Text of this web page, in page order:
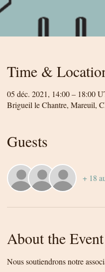
Time &
05 déc. 2021, 14:00 – 18:00
Brigueil le Chantre, Mareuil,
Guests
+ 18
About the Event
Nous soutiendrons notre